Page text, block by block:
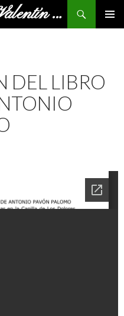
Asociación Cultural Valentín Andrés
DEL LIBRO